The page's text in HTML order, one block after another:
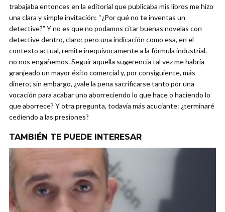
trabajaba entonces en la editorial que publicaba mis libros me hizo
una clara y simple invitación: “¿Por qué no te inventas un
detective?” Y no es que no podamos citar buenas novelas con
detective dentro, claro; pero una indicación como esa, en el
contexto actual, remite inequívocamente a la fórmula industrial,
no nos engañemos. Seguir aquella sugerencia tal vez me habría
granjeado un mayor éxito comercial y, por consiguiente, más
dinero; sin embargo, ¿vale la pena sacrificarse tanto por una
vocación para acabar uno aborreciendo lo que hace o haciendo lo
que aborrece? Y otra pregunta, todavía más acuciante: ¿terminaré
cediendo a las presiones?
TAMBIÉN TE PUEDE INTERESAR